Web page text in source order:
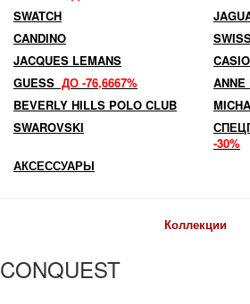
SWATCH
CANDINO
JACQUES LEMANS
CASIO
GUESS ДО -76,6667% ANNE
BEVERLY HILLS POLO CLUB
SWAROVSKI
-30%
АКСЕССУАРЫ
Коллекции
CONQUEST